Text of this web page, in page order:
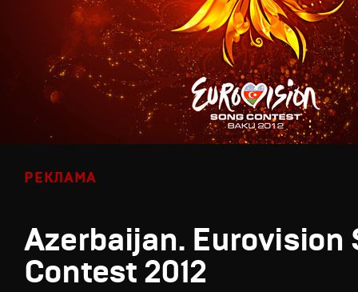
РЕКЛАМА
Azerbaijan. Eurovision
Contest 2012